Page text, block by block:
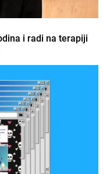
i radi na terapiji